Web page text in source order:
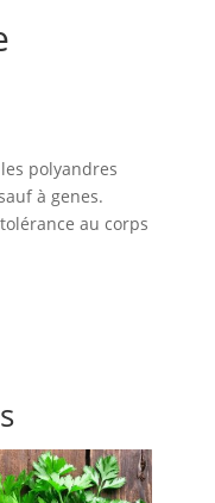
polyandres
à genes.
au corps